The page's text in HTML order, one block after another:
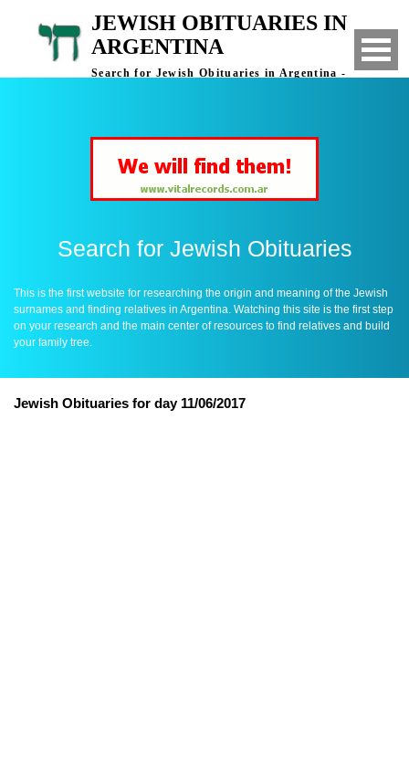
JEWISH OBITUARIES IN
ARGENTINA
Search for Jewish Obituaries in Argentina -
Search for Jewish Obituaries
This is the first website for researching the origin and meaning of the Jewish
surnames and finding relatives in Argentina. Watching this site is the first step
on your research and the main center of resources to find relatives and build
your family tree.
Jewish Obituaries for day 11/06/2017